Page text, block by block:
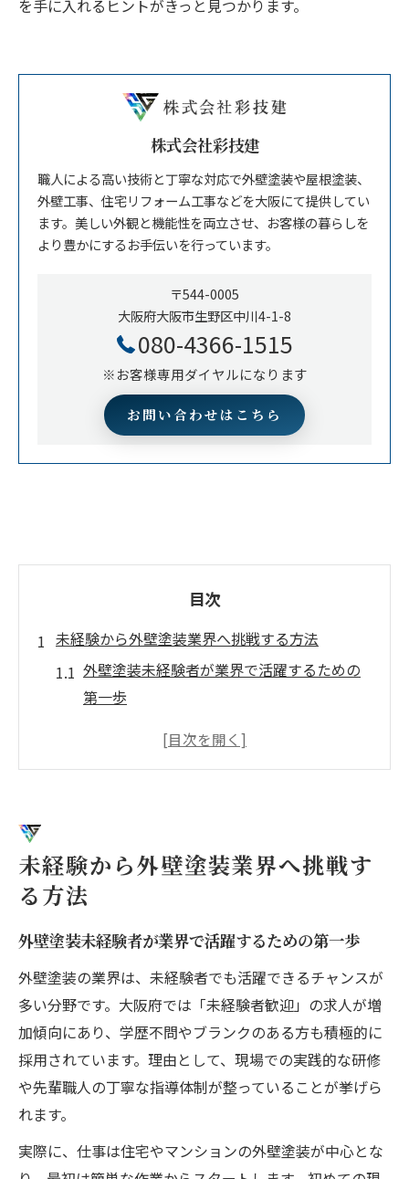
を手に入れるヒントがきっと見つかります。
株式会社彩技建
職人による高い技術と丁寧な対応で外壁塗装や屋根塗装、
外壁工事、住宅リフォーム工事などを大阪にて提供してい
ます。美しい外観と機能性を両立させ、お客様の暮らしを
より豊かにするお手伝いを行っています。
〒544-0005
大阪府大阪市生野区中川4-1-8
080-4366-1515
※お客様専用ダイヤルになります
お問い合わせはこちら
目次
未経験から外壁塗装業界へ挑戦する方法
外壁塗装未経験者が業界で活躍するための
第一歩
安心して始める外壁塗装の基本知識と流れ
外壁塗装に向いている人の特徴と自己分析
法
大阪府で外壁塗装の安定正社員を目指すには
外壁塗装正社員求人を見極めるための基準
安定就職に必須の外壁塗装業界情報とは何
か
大阪府で外壁塗装正社員になるための準備
外壁塗装正社員の働き方とキャリアパス解
説
高収入を叶える外壁塗装求人の選び方
未経験から外壁塗装業界へ挑戦す
る方法
外壁塗装未経験者が業界で活躍するための第一歩
外壁塗装の業界は、未経験者でも活躍できるチャンスが
多い分野です。大阪府では「未経験者歓迎」の求人が増
加傾向にあり、学歴不問やブランクのある方も積極的に
採用されています。理由として、現場での実践的な研修
や先輩職人の丁寧な指導体制が整っていることが挙げら
れます。
実際に、仕事は住宅やマンションの外壁塗装が中心とな